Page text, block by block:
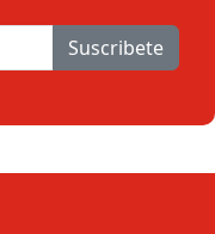
Suscribete